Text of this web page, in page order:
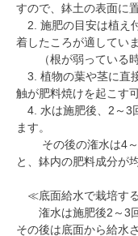
すので、鉢土の表面に
2. 施肥の目安は植え
着したころが適していま
（根が弱っている時
3. 植物の葉や茎に直
触が肥料焼けを起こす
4. 水は施肥後、2～3
ます。
その後の潅水は4～5
と、鉢内の肥料成分が
≪底面給水で栽培す
潅水は施肥後2～3回
その後は底面から給水